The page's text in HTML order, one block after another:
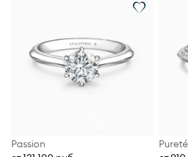
Passion
Pureté